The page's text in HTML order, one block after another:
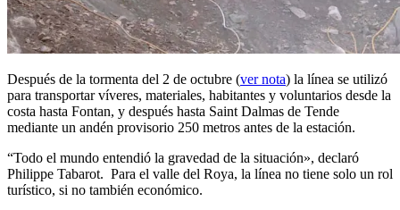
Después de la tormenta del 2 de octubre (ver nota) la línea se utilizó
para transportar víveres, materiales, habitantes y voluntarios desde la
costa hasta Fontan, y después hasta Saint Dalmas de Tende
mediante un andén provisorio 250 metros antes de la estación.
“Todo el mundo entendió la gravedad de la situación», declaró
Philippe Tabarot. Para el valle del Roya, la línea no tiene solo un rol
turístico, si no también económico.